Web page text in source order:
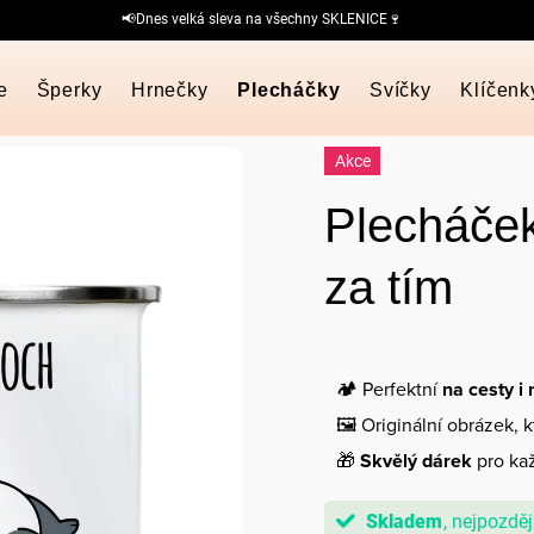
📢Dnes velká sleva na všechny SKLENICE🍷
Šperky Hrnečky Plecháčky Svíčky
Akce
za tím
🏕️ Perfektnína cesty i
🖼️ Originální obrázek,
🎁 Skvělý dárek pro
Skladem